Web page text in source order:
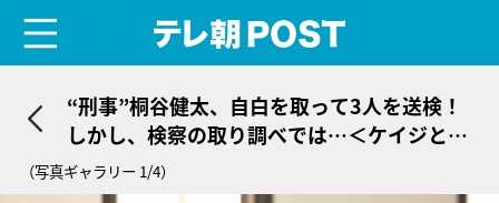
“刑事”桐谷健太、自白を取って3人を送検！
しかし、検察の取り調べでは…＜ケイジとケ
ンジ＞
（写真ギャラリー 1/4）